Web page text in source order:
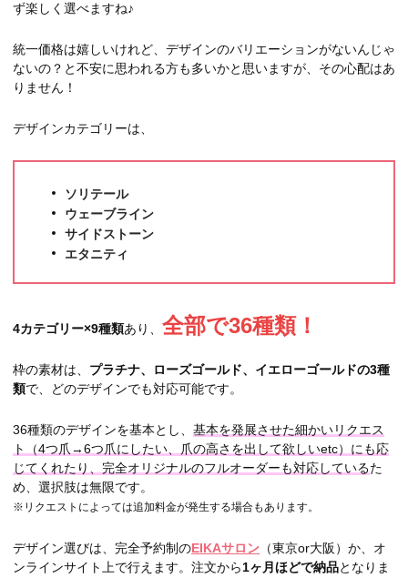
ず楽しく選べますね♪
統一価格は嬉しいけれど、デザインのバリエーションがないんじゃ
ないの？と不安に思われる方も多いかと思いますが、その心配はあ
りません！
デザインカテゴリーは、
ソリテール
ウェーブライン
サイドストーン
エタニティ
4カテゴリー×9種類あり、 全部で36種類！
枠の素材は、 プラチナ、ローズゴールド、イエローゴールドの3種
類で、どのデザインでも対応可能です。
36種類のデザインを基本とし、 基本を発展させた細かいリクエス
ト（4つ爪→6つ爪にしたい、爪の高さを出して欲しいetc）にも応
じてくれたり、完全オリジナルのフルオーダーも対応しているた
め、選択肢は無限です。
※リクエストによっては追加料金が発生する場合もあります。
デザイン選びは、完全予約制のEIKAサロン （東京or大阪）か、オ
ンラインサイト上で行えます。注文から1ヶ月ほどで納品となりま